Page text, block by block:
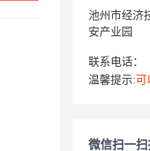
池州市经济
安产业园
联系电话：
温馨提示:
微信扫一